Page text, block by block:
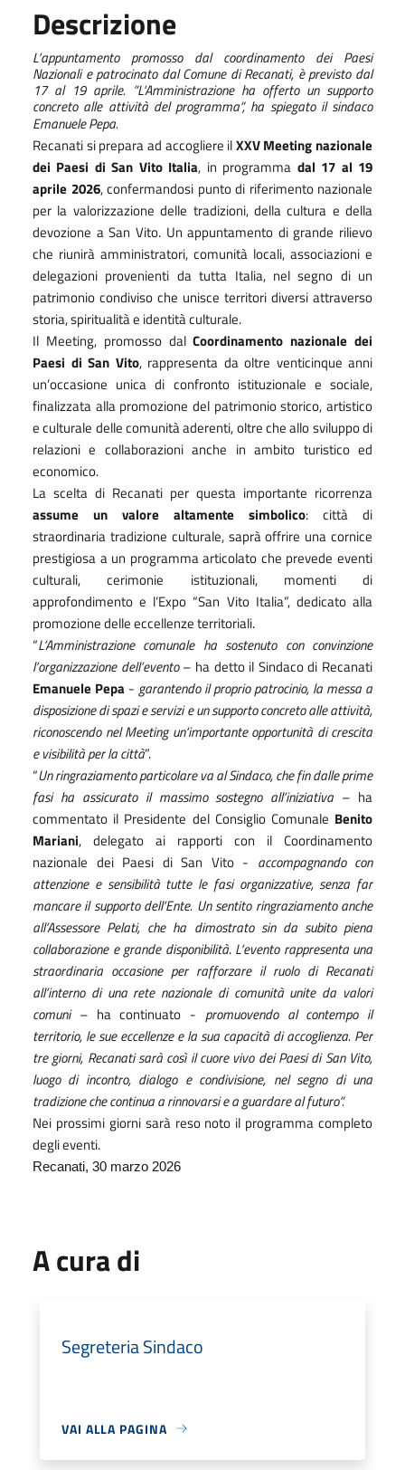
Descrizione
L’appuntamento promosso dal coordinamento dei Paesi
Nazionali e patrocinato dal Comune di Recanati, è previsto dal
17 al 19 aprile. ”L’Amministrazione ha offerto un supporto
concreto alle attività del programma”, ha spiegato il sindaco
Emanuele Pepa.
Recanati si prepara ad accogliere ilXXV Meeting nazionale
dei Paesi di San Vito Italia, in programma dal 17 al 19
aprile 2026, confermandosi punto di riferimento nazionale
per la valorizzazione delle tradizioni, della cultura e della
devozione a San Vito. Un appuntamento di grande rilievo
che riunirà amministratori, comunità locali, associazioni e
delegazioni provenienti da tutta Italia, nel segno di un
patrimonio condiviso che unisce territori diversi attraverso
storia, spiritualità e identità culturale.
Il Meeting, promosso dalCoordinamento nazionale dei
Paesi di San Vito, rappresenta da oltre venticinque anni
un’occasione unica di confronto istituzionale e sociale,
finalizzata alla promozione del patrimonio storico, artistico
e culturale delle comunità aderenti, oltre che allo sviluppo di
relazioni e collaborazioni anche in ambito turistico ed
economico.
La scelta di Recanati per questa importante ricorrenza
assume un valore altamente simbolico: città di
straordinaria tradizione culturale, saprà offrire una cornice
prestigiosa a un programma articolato che prevede eventi
culturali, cerimonie istituzionali, momenti di
approfondimento e l’Expo “San Vito Italia”, dedicato alla
promozione delle eccellenze territoriali.
“L’Amministrazione comunale ha sostenuto con convinzione
l’organizzazione dell’evento– ha detto il Sindaco di Recanati
Emanuele Pepa - garantendo il proprio patrocinio, la messa a
disposizione di spazi e servizi e un supporto concreto alle attività,
riconoscendo nel Meeting un’importante opportunità di crescita
e visibilità per la città”.
“Un ringraziamento particolare va al Sindaco, che fin dalle prime
fasi ha assicurato il massimo sostegno all’iniziativa – ha
commentato il Presidente del Consiglio Comunale Benito
Mariani, delegato ai rapporti con il Coordinamento
nazionale dei Paesi di San Vito - accompagnando con
attenzione e sensibilità tutte le fasi organizzative, senza far
mancare il supporto dell’Ente. Un sentito ringraziamento anche
all’Assessore Pelati, che ha dimostrato sin da subito piena
collaborazione e grande disponibilità. L’evento rappresenta una
straordinaria occasione per rafforzare il ruolo di Recanati
all’interno di una rete nazionale di comunità unite da valori
comuni – ha continuato - promuovendo al contempo il
territorio, le sue eccellenze e la sua capacità di accoglienza. Per
tre giorni, Recanati sarà così il cuore vivo dei Paesi di San Vito,
luogo di incontro, dialogo e condivisione, nel segno di una
tradizione che continua a rinnovarsi e a guardare al futuro”.
Nei prossimi giorni sarà reso noto il programma completo
degli eventi.
Recanati, 30 marzo 2026
A cura di
Segreteria Sindaco
VAI ALLA PAGINA